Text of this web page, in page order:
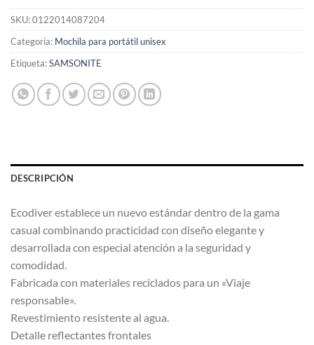
SKU:0122014087204
Categoría: Mochila para portátil unisex
Etiqueta:SAMSONITE
DESCRIPCIÓN
Ecodiver establece un nuevo estándar dentro de la gama
casual combinando practicidad con diseño elegante y
desarrollada con especial atención a la seguridad y
comodidad.
Fabricada con materiales reciclados para un «Viaje
responsable».
Revestimiento resistente al agua.
Detalle reflectantes frontales